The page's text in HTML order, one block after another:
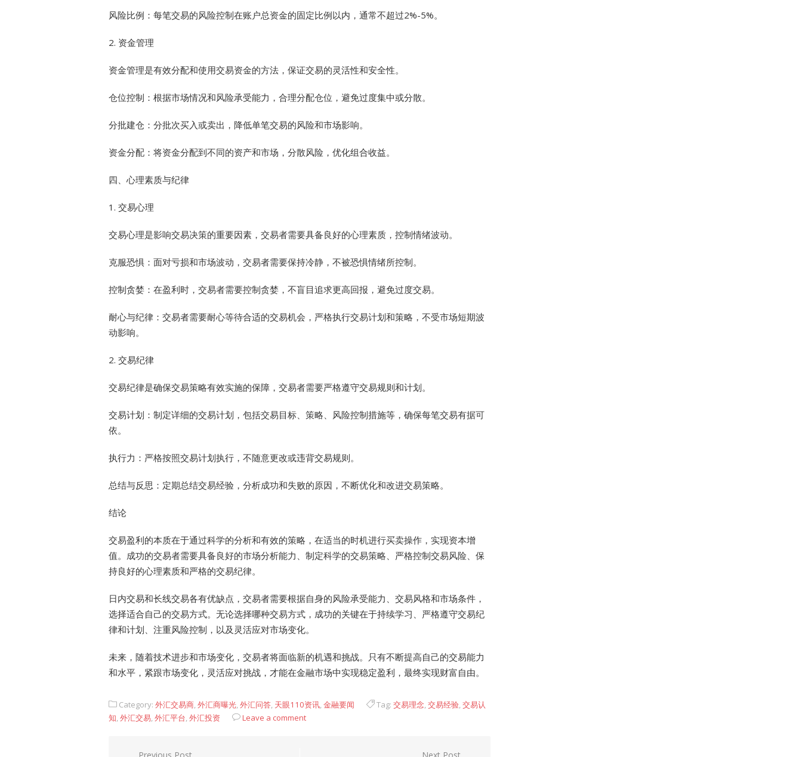
风险比例：每笔交易的风险控制在账户总资金的固定比例以内，通常不超过2%-5%。
2. 资金管理
资金管理是有效分配和使用交易资金的方法，保证交易的灵活性和安全性。
仓位控制：根据市场情况和风险承受能力，合理分配仓位，避免过度集中或分散。
分批建仓：分批次买入或卖出，降低单笔交易的风险和市场影响。
资金分配：将资金分配到不同的资产和市场，分散风险，优化组合收益。
四、心理素质与纪律
1. 交易心理
交易心理是影响交易决策的重要因素，交易者需要具备良好的心理素质，控制情绪波动。
克服恐惧：面对亏损和市场波动，交易者需要保持冷静，不被恐惧情绪所控制。
控制贪婪：在盈利时，交易者需要控制贪婪，不盲目追求更高回报，避免过度交易。
耐心与纪律：交易者需要耐心等待合适的交易机会，严格执行交易计划和策略，不受市场短期波
动影响。
2. 交易纪律
交易纪律是确保交易策略有效实施的保障，交易者需要严格遵守交易规则和计划。
交易计划：制定详细的交易计划，包括交易目标、策略、风险控制措施等，确保每笔交易有据可
依。
执行力：严格按照交易计划执行，不随意更改或违背交易规则。
总结与反思：定期总结交易经验，分析成功和失败的原因，不断优化和改进交易策略。
结论
交易盈利的本质在于通过科学的分析和有效的策略，在适当的时机进行买卖操作，实现资本增
值。成功的交易者需要具备良好的市场分析能力、制定科学的交易策略、严格控制交易风险、保
持良好的心理素质和严格的交易纪律。
日内交易和长线交易各有优缺点，交易者需要根据自身的风险承受能力、交易风格和市场条件，
选择适合自己的交易方式。无论选择哪种交易方式，成功的关键在于持续学习、严格遵守交易纪
律和计划、注重风险控制，以及灵活应对市场变化。
未来，随着技术进步和市场变化，交易者将面临新的机遇和挑战。只有不断提高自己的交易能力
和水平，紧跟市场变化，灵活应对挑战，才能在金融市场中实现稳定盈利，最终实现财富自由。
Category: 外汇交易商,外汇商曝光,外汇问答, 天眼110资讯,金融要闻 Tag: 交易理念,交易经验,交易认
知,外汇交易,外汇平台,外汇投资 Leave a comment